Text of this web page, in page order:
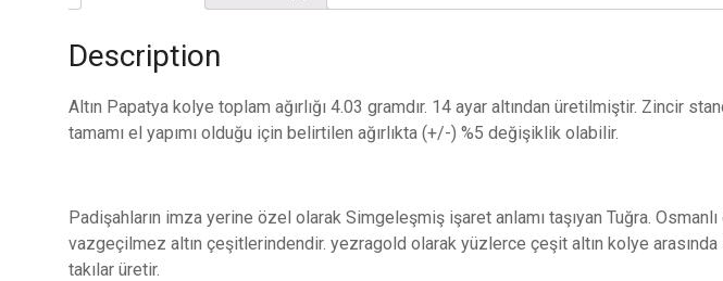
Description
Altın Papatya kolye toplam ağırlığı 4.03 gramdır. 14 ayar altından üretilmiştir. Zincir
tamamı el yapımı olduğu için belirtilen ağırlıkta (+/-) %5 değişiklik olabilir.
Padişahların imza yerine özel olarak Simgeleşmiş işaret anlamı taşıyan Tuğra.
vazgeçilmez altın çeşitlerindendir. yezragold olarak yüzlerce çeşit altın kolye arasında
takılar üretir.